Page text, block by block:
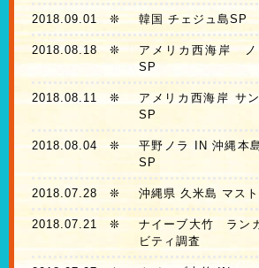
2018.09.01 ❊ 韓国 チェジュ島SP
2018.08.18❊
アメリカ西海岸 ノ
SP
2018.08.11 ❊
アメリカ西海岸 サ
SP
2018.08.04❊
平野ノラ IN 沖縄本
SP
2018.07.28 ❊ 沖縄県 久米島 マス
2018.07.21 ❊
ナイーブ大竹 ラン
ビティ調査